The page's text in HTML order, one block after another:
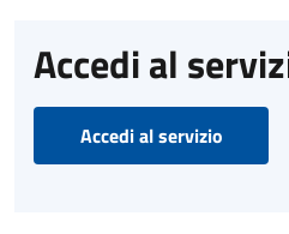
Accedi al
Accedi al servizio